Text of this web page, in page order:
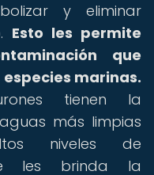
y eliminar
Esto les permite
que
marinas.
tienen la
más limpias
niveles de
les brinda la